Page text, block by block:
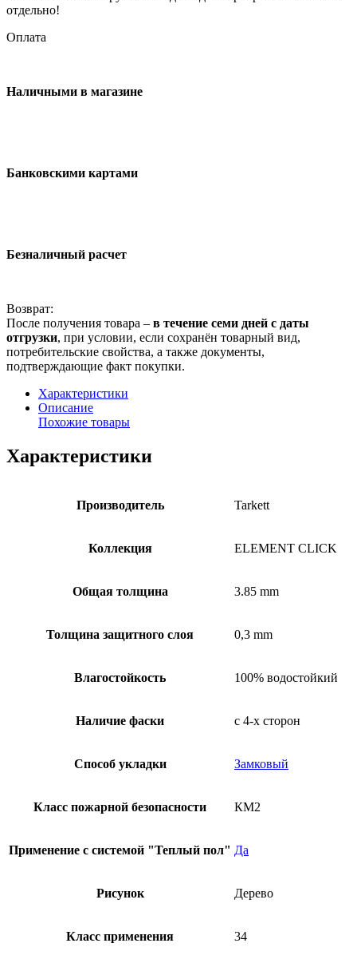
отдельно!
Оплата
Наличными в магазине
Банковскими картами
Безналичный расчет
Возврат:
После получения товара – в течение семи дней с даты
отгрузки, при условии, если сохранён товарный вид,
потребительские свойства, а также документы,
подтверждающие факт покупки.
Характеристики
Описание
Похожие товары
Характеристики
Производитель Tarkett
Коллекция ELEMENT CLICK
Общая толщина 3.85 mm
Толщина защитного слоя 0,3 mm
Влагостойкость 100% водостойкий
Наличие фаски с 4-х сторон
Способ укладки Замковый
Класс пожарной безопасности КМ2
Применение с системой "Теплый пол" Да
Рисунок Дерево
Класс применения 34